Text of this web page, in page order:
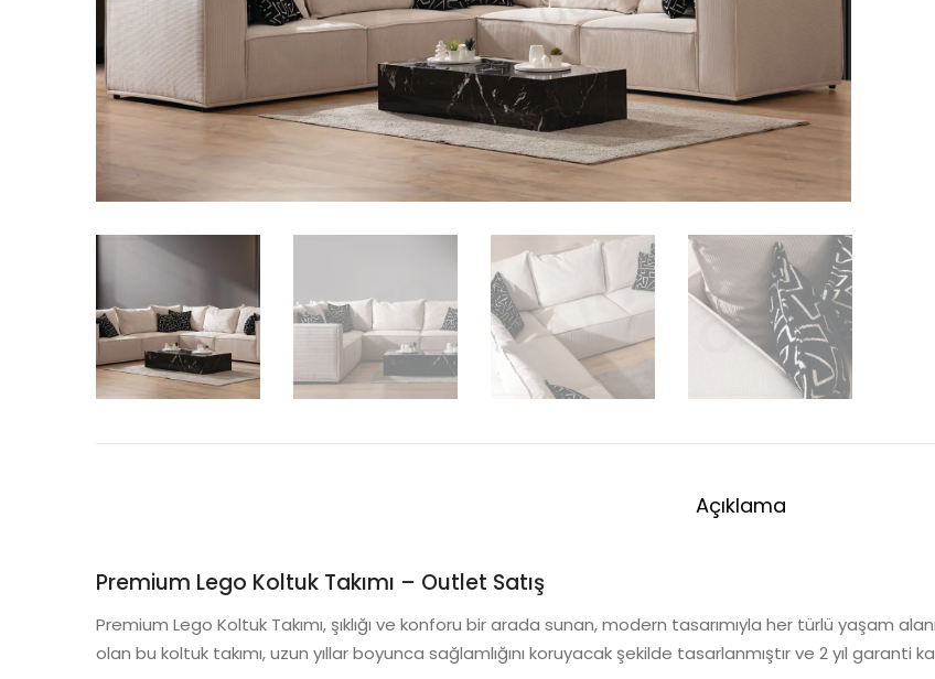
Açıklama
Premium Lego Koltuk Takımı – Outlet Satış
Premium Lego Koltuk Takımı, şıklığı ve konforu bir arada sunan, modern tasarımıyla her türlü yaşam
olan bu koltuk takımı, uzun yıllar boyunca sağlamlığını koruyacak şekilde tasarlanmıştır ve 2 yıl garanti